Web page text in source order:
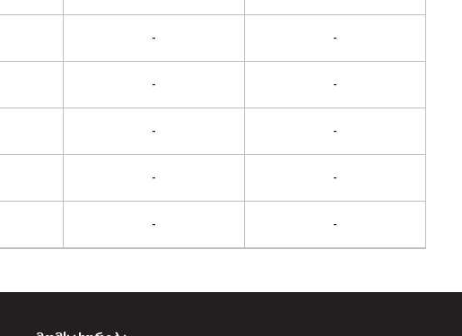
- -
- -
- -
- -
- -